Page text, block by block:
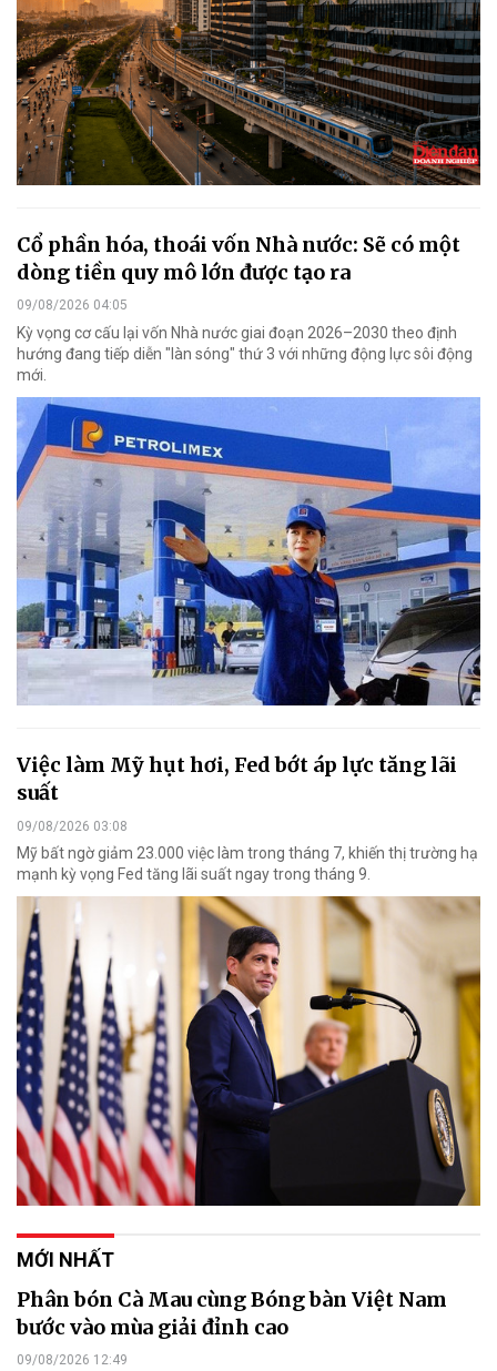
Cổ phần hóa, thoái vốn Nhà nước: Sẽ có một
dòng tiền quy mô lớn được tạo ra
09/08/2026 04:05
Kỳ vọng cơ cấu lại vốn Nhà nước giai đoạn 2026–2030 theo định
hướng đang tiếp diễn "làn sóng" thứ 3 với những động lực sôi động
mới.
Việc làm Mỹ hụt hơi, Fed bớt áp lực tăng lãi
suất
09/08/2026 03:08
Mỹ bất ngờ giảm 23.000 việc làm trong tháng 7, khiến thị trường hạ
mạnh kỳ vọng Fed tăng lãi suất ngay trong tháng 9.
MỚI NHẤT
Phân bón Cà Mau cùng Bóng bàn Việt Nam
bước vào mùa giải đỉnh cao
09/08/2026 12:49